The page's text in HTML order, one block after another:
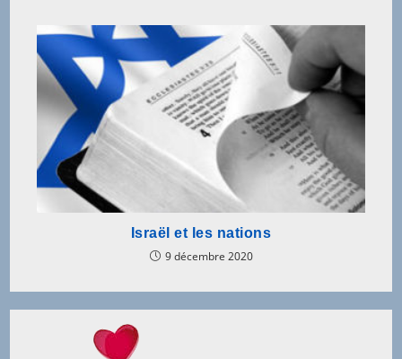
Israël et les nations
9 décembre 2020